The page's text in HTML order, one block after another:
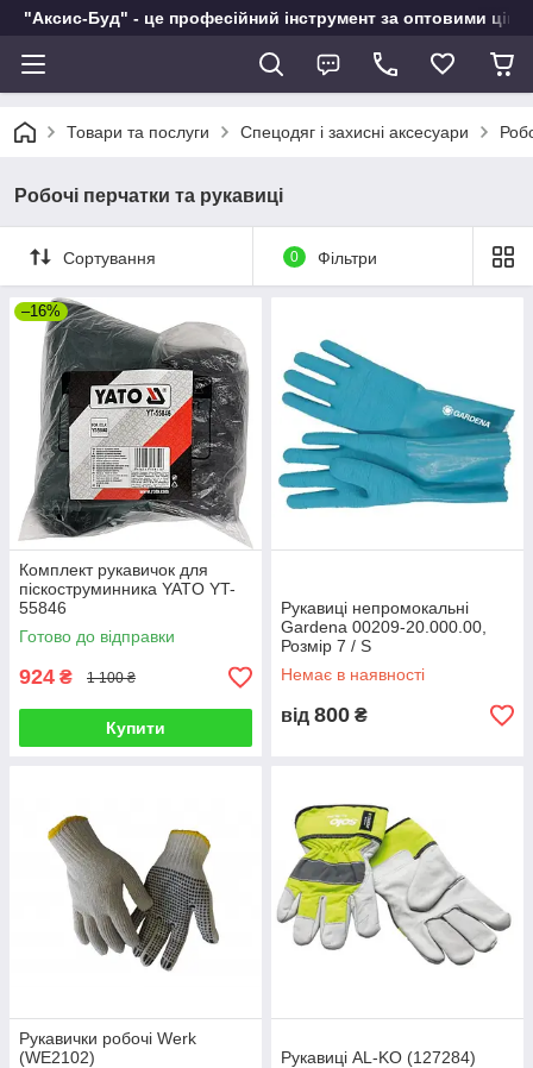
"Аксис-Буд" - це професійний інструмент за оптовими
Товари та послуги Спецодяг і захисні аксесуари
Робочі перчатки та рукавиці
Сортування 0 Фільтри
–16%
Комплект рукавичок для
піскоструминника YATO YT-
55846
Готово до відправки
924 ₴ 1 100 ₴
Купити
Рукавиці непромокальні
Gardena 00209-20.000.00,
Розмір 7 / S
Немає в наявності
від 800 ₴
Рукавички робочі Werk
(WE2102)
Рукавиці AL-KO (127284)